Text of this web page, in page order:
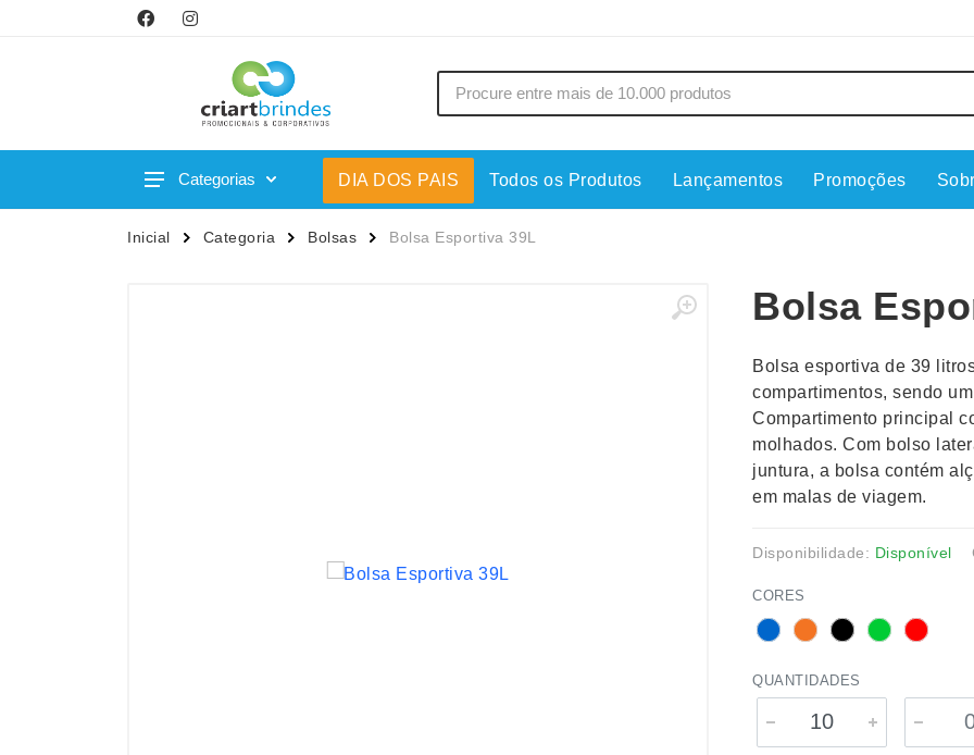
Categorias
Acessórios p/ Celular
Canecas
Cuidados Pessoais
Esporte e Jogos
Fones de
Guarda-
Kit
Kit Queijo
Lanternas
DIA DOS PAIS Todos os Produtos Lançamentos Promoções
Inicial Categoria Bolsas Bolsa Esportiva 39L
Bolsa
Bolsa esportiva de 39
compartimentos, sendo
Compartimento principal
molhados. Com bolso
juntura, a bolsa contém
em malas de viagem.
Disponibilidade: Disponível
CORES
QUANTIDADES